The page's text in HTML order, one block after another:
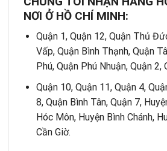
NƠI Ở HỒ CHÍ MINH:
Quận 1, Quận 12, Quận Thủ
Vấp, Quận Bình Thạnh, Quận
Phú, Quận Phú Nhuận, Quận 2,
Quận 10, Quận 11, Quận 4,
8, Quận Bình Tân, Quận 7,
Hóc Môn, Huyện Bình Chánh,
Cần Giờ.